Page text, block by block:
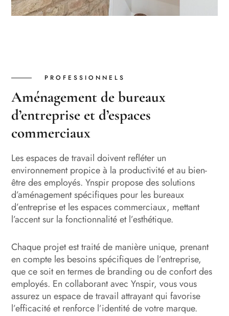
PROFESSIONNELS
Aménagement de bureaux
d’entreprise et d’espaces
commerciaux
Les espaces de travail doivent refléter un
environnement propice à la productivité et au bien-
être des employés. Ynspir propose des solutions
d’aménagement spécifiques pour les bureaux
d’entreprise et les espaces commerciaux, mettant
l’accent sur la fonctionnalité et l’esthétique.
Chaque projet est traité de manière unique, prenant
en compte les besoins spécifiques de l’entreprise,
que ce soit en termes de branding ou de confort des
employés. En collaborant avec Ynspir, vous vous
assurez un espace de travail attrayant qui favorise
l’efficacité et renforce l’identité de votre marque.